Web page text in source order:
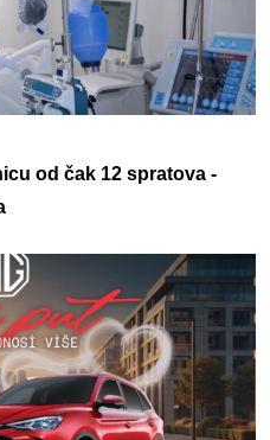
od čak 12 spratova -